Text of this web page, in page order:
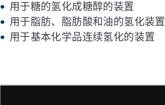
用于糖的氢化成糖醇的装置
用于脂肪、脂肪酸和油的氢化装置
用于基本化学品连续氢化的装置